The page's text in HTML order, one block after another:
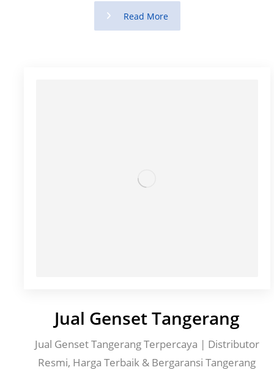
Read More
Jual Genset Tangerang
Jual Genset Tangerang Terpercaya | Distributor
Resmi, Harga Terbaik & Bergaransi Tangerang